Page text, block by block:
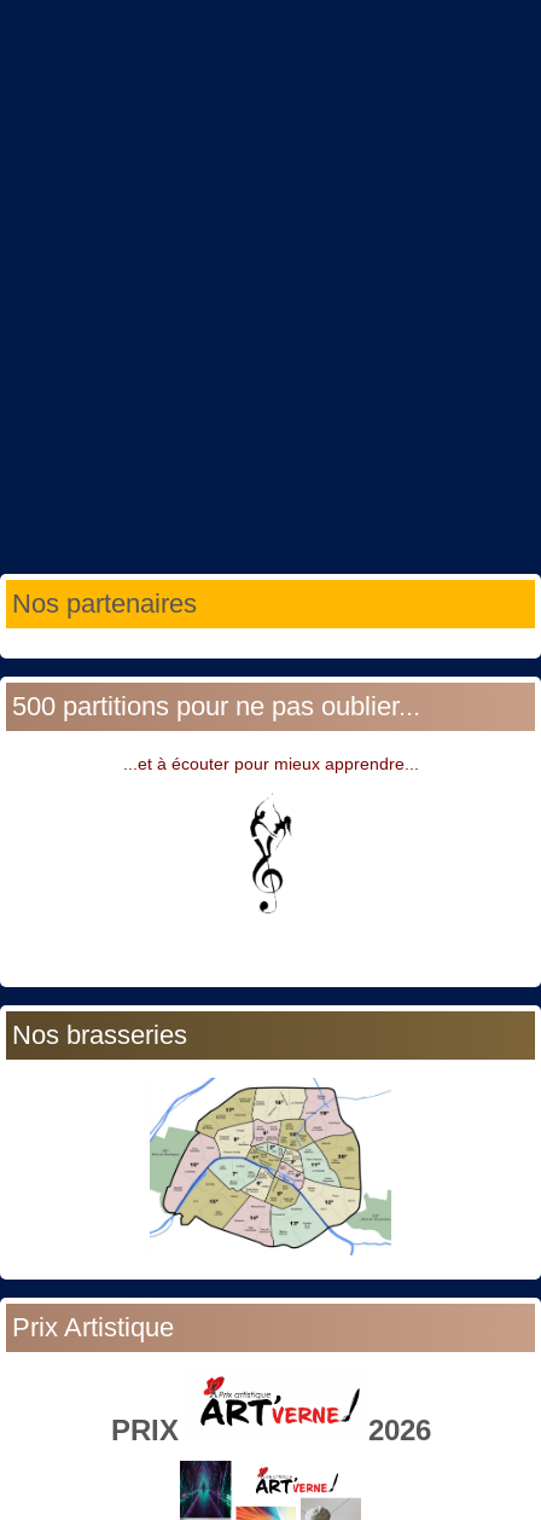
Nos partenaires
500 partitions pour ne pas oublier...
...et à écouter pour mieux apprendre...
Nos brasseries
Prix Artistique
PRIX 2026
Année
précédente
Mois
précédent
Année
suivante
Mois
suivant